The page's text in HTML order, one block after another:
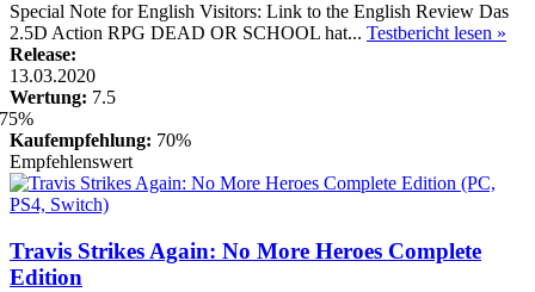
Special Note for English Visitors: Link to the English Review Das
2.5D Action RPG DEAD OR SCHOOL hat... Testbericht lesen »
Release:
13.03.2020
Wertung: 7.5
Kaufempfehlung: 70%
Empfehlenswert
Travis Strikes Again: No More Heroes Complete
Edition